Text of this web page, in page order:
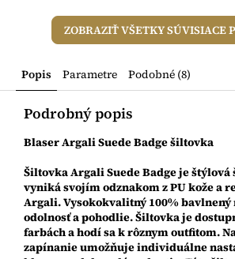
ZOBRAZIŤ VŠETKY SÚVISIACE
Popis Parametre Podobné (8)
Podrobný popis
Blaser Argali Suede Badge šiltovka
Šiltovka Argali Suede Badge je
vyniká svojím odznakom z PU kože a
Argali. Vysokokvalitný 100%
odolnosť a pohodlie. Šiltovka je
farbách a hodí sa k rôznym outfitom.
zapínanie umožňuje individuálne